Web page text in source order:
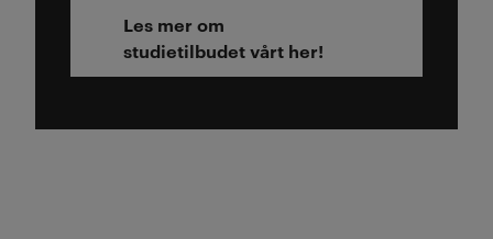
Les mer om
studietilbudet vårt her!